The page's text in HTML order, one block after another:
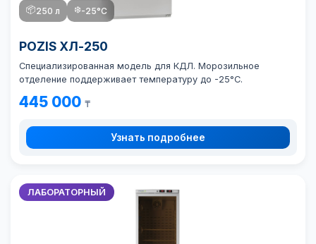
📦250 л ❄️-25°C
POZIS ХЛ-250
Специализированная модель для КДЛ. Морозильное
отделение поддерживает температуру до -25°C.
445 000 ₸
Узнать подробнее
ЛАБОРАТОРНЫЙ